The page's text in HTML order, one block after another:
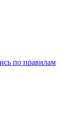
по правилам